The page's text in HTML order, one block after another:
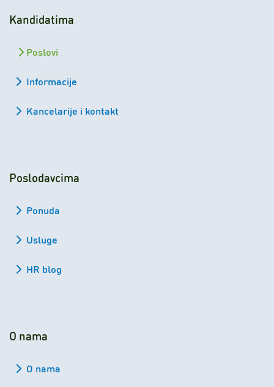
Kandidatima
Poslovi
Informacije
Kancelarije i kontakt
Poslodavcima
Ponuda
Usluge
HR blog
O nama
O nama